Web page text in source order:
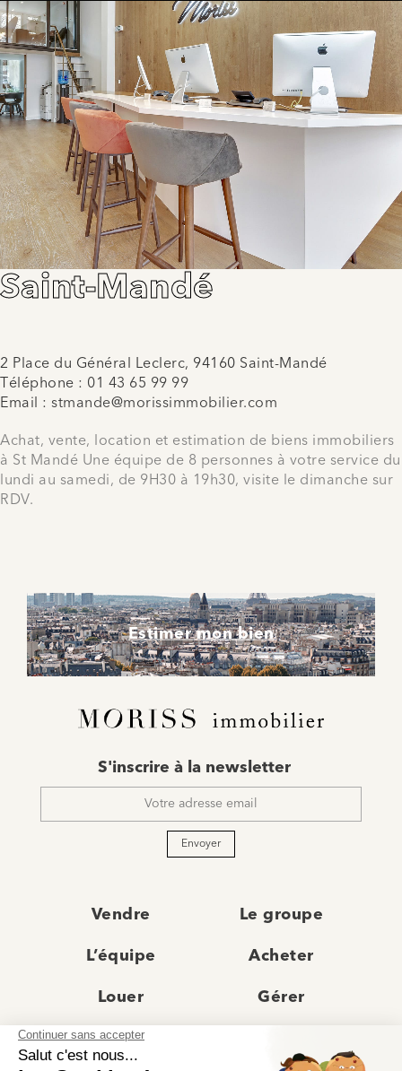
Saint-Mandé
2 Place du Général Leclerc, 94160 Saint-Mandé
Téléphone : 01 43 65 99 99
Email : stmande@morissimmobilier.com
Achat, vente, location et estimation de biens immobiliers
à St Mandé Une équipe de 8 personnes à votre service du
lundi au samedi, de 9H30 à 19h30, visite le dimanche sur
RDV.
Estimer mon bien
mail
S'inscrire à la newsletter
Envoyer
Vendre Le groupe
L’équipe Acheter
Louer Gérer
Actualités